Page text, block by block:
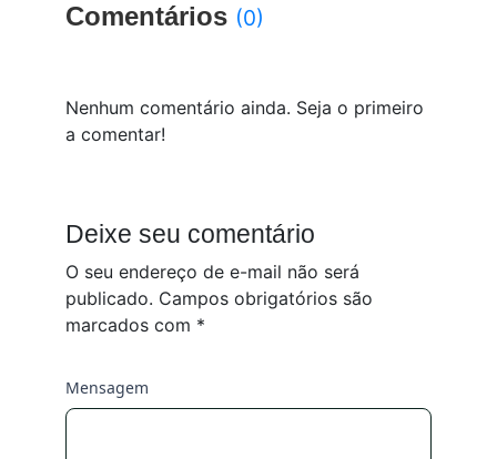
Comentários (0)
Nenhum comentário ainda. Seja o primeiro
a comentar!
Deixe seu comentário
O seu endereço de e-mail não será
publicado. Campos obrigatórios são
marcados com *
Mensagem